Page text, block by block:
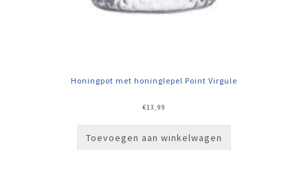
Honingpot met honinglepel Point Virgule
€13,99
Toevoegen aan winkelwagen